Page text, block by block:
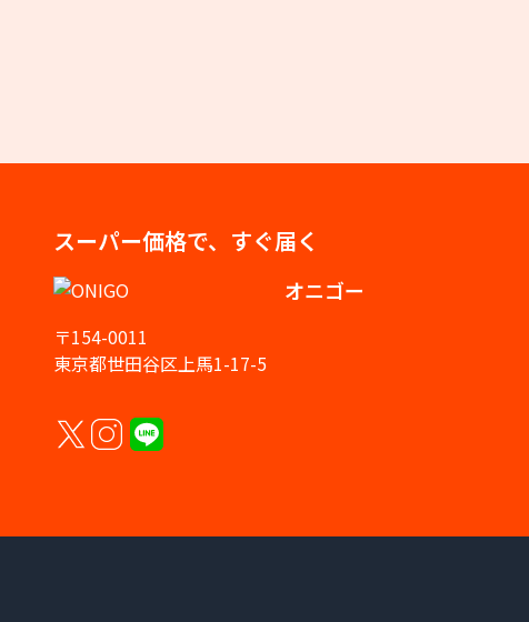
スーパー価格で、すぐ届く
オニゴー
〒154-0011
東京都世田谷区上馬1-17-5